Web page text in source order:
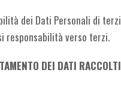
dei Dati Personali di
responsabilità verso terzi.
DEI DATI RACCOLTI